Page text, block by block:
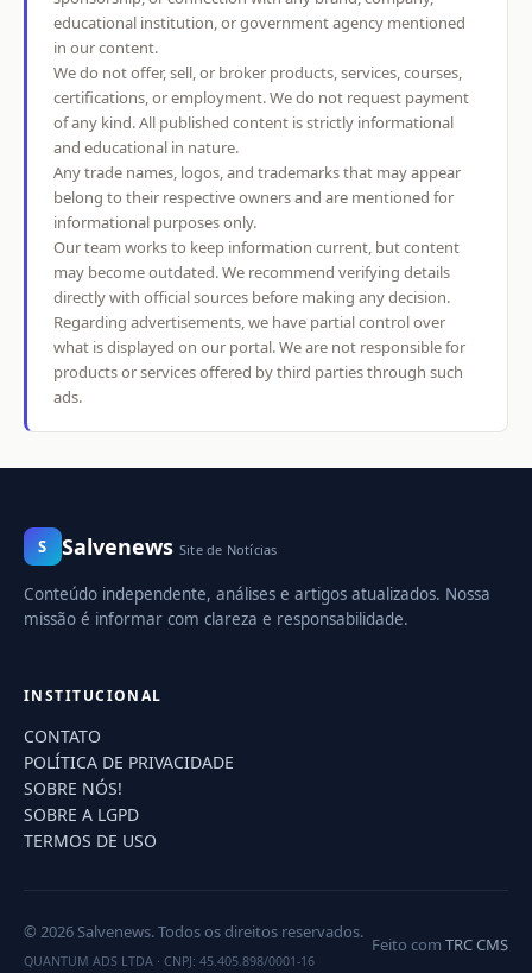
educational institution, or government agency mentioned
in our content.
We do not offer, sell, or broker products, services, courses,
certifications, or employment. We do not request payment
of any kind. All published content is strictly informational
and educational in nature.
Any trade names, logos, and trademarks that may appear
belong to their respective owners and are mentioned for
informational purposes only.
Our team works to keep information current, but content
may become outdated. We recommend verifying details
directly with official sources before making any decision.
Regarding advertisements, we have partial control over
what is displayed on our portal. We are not responsible for
products or services offered by third parties through such
ads.
S Salvenews Site de Notícias
Conteúdo independente, análises e artigos atualizados. Nossa
missão é informar com clareza e responsabilidade.
INSTITUCIONAL
CONTATO
POLÍTICA DE PRIVACIDADE
SOBRE NÓS!
SOBRE A LGPD
TERMOS DE USO
© 2026 Salvenews. Todos os direitos reservados.
QUANTUM ADS LTDA · CNPJ: 45.405.898/0001-16
Feito com TRC CMS